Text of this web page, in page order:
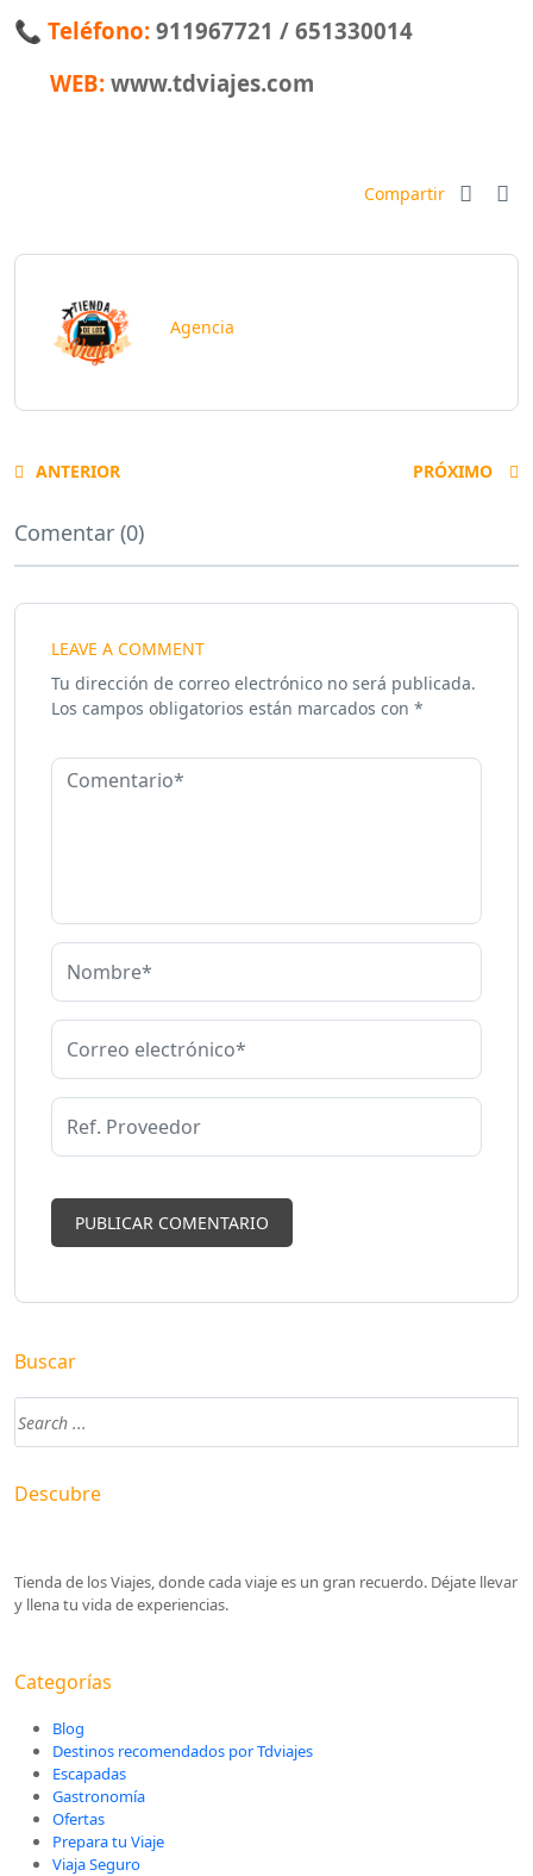
📞 Teléfono: 911967721 / 651330014
WEB: www.tdviajes.com
Compartir
Agencia
ANTERIOR PRÓXIMO
Comentar (0)
LEAVE A COMMENT
Tu dirección de correo electrónico no será publicada.
Los campos obligatorios están marcados con *
Buscar
Descubre
Tienda de los Viajes, donde cada viaje es un gran recuerdo. Déjate llevar
y llena tu vida de experiencias.
Categorías
Blog
Destinos recomendados por Tdviajes
Escapadas
Gastronomía
Ofertas
Prepara tu Viaje
Viaja Seguro